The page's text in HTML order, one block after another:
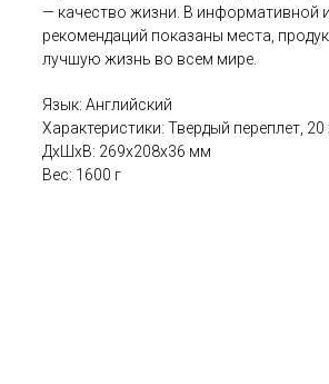
— качество жизни. В информативной
рекомендаций показаны места,
лучшую жизнь во всем мире.
Язык: Английский
Характеристики: Твердый переплет,
ДxШxВ: 269x208x36 мм
Вес: 1600 г